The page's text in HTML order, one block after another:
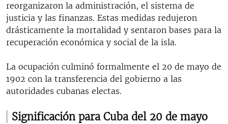
reorganizaron la administración, el sistema de
justicia y las finanzas. Estas medidas redujeron
drásticamente la mortalidad y sentaron bases para la
recuperación económica y social de la isla.
La ocupación culminó formalmente el 20 de mayo de
1902 con la transferencia del gobierno a las
autoridades cubanas electas.
Significación para Cuba del 20 de mayo